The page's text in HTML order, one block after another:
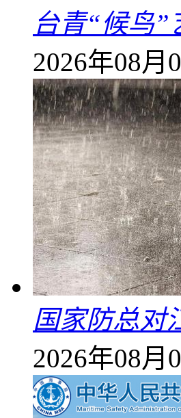
台青“候鸟
2026年08月
国家防总对
2026年08月